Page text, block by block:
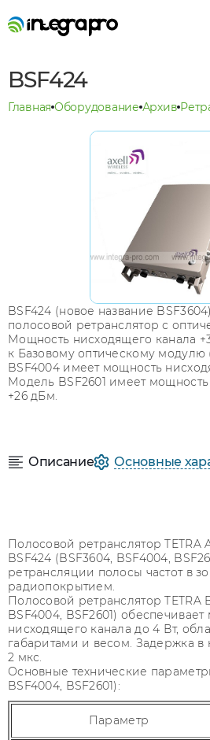
BSF424
Главная Оборудование Архив
BSF424 (новое название
полосовой ретранслятор с
Мощность нисходящего канала
к Базовому оптическому
BSF4004 имеет мощность
Модель BSF2601 имеет
+26 дБм.
Описание Основные
Полосовой ретранслятор TETRA
BSF424 (BSF3604, BSF4004,
ретрансляции полосы частот в
радиопокрытием.
Полосовой ретранслятор TETRA
BSF4004, BSF2601)
нисходящего канала до 4 Вт,
габаритами и весом. Задержка
2 мкс.
Основные технические
BSF4004, BSF2601):
Параметр